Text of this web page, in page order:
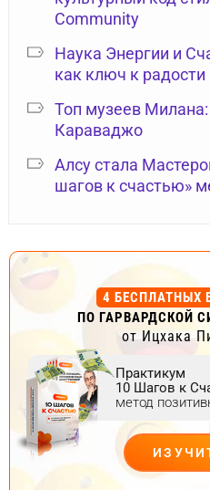
Community
Наука Энергии и
как ключ к радости
Топ музеев
Караваджо
Алсу стала
шагов к счастью»
4 БЕСПЛАТНЫХ
ПО ГАРВАРДСКОЙ
от Ицхака
Практикум
10 Шагов к
метод